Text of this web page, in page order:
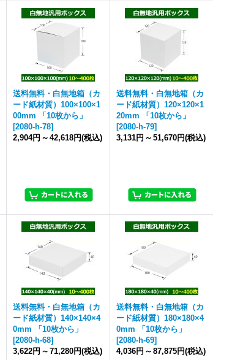
送料無料・白無地箱（カ
ード紙材質）100×100×1
00mm 「10枚から」
[2080-h-78]
2,904円 ～ 42,618円(税込)
送料無料・白無地箱（カ
ード紙材質）120×120×1
20mm 「10枚から」
[2080-h-79]
3,131円 ～ 51,670円(税込)
送料無料・白無地箱（カ
ード紙材質）140×140×4
0mm 「10枚から」
[2080-h-68]
3,622円 ～ 71,280円(税込)
送料無料・白無地箱（カ
ード紙材質）180×180×4
0mm 「10枚から」
[2080-h-69]
4,036円 ～ 87,875円(税込)